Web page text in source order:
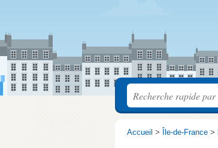
Accueil > Île-de-France >